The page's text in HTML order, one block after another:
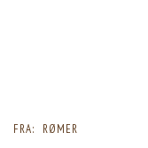
FRA: RØMER